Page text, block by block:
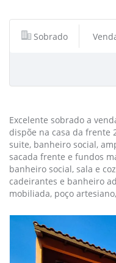
Sobrado
Excelente sobrado a
dispõe na casa da frente
suite, banheiro social,
sacada frente e fundos
banheiro social, sala e
cadeirantes e banheiro
mobiliada, poço